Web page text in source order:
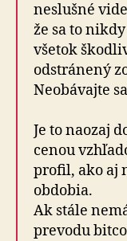
neslušné
že sa to
všetok
odstránený
Neobávajte
Je to naozaj
cenou
profil, ako aj
obdobia.
Ak stále
prevodu